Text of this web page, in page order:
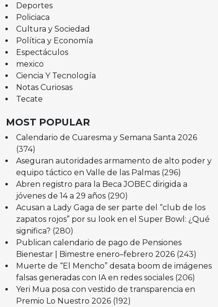
Deportes
Policiaca
Cultura y Sociedad
Política y Economía
Espectáculos
mexico
Ciencia Y Tecnología
Notas Curiosas
Tecate
MOST POPULAR
Calendario de Cuaresma y Semana Santa 2026
(374)
Aseguran autoridades armamento de alto poder y
equipo táctico en Valle de las Palmas (296)
Abren registro para la Beca JOBEC dirigida a
jóvenes de 14 a 29 años (290)
Acusan a Lady Gaga de ser parte del “club de los
zapatos rojos” por su look en el Super Bowl: ¿Qué
significa? (280)
Publican calendario de pago de Pensiones
Bienestar | Bimestre enero–febrero 2026 (243)
Muerte de “El Mencho” desata boom de imágenes
falsas generadas con IA en redes sociales (206)
Yeri Mua posa con vestido de transparencia en
Premio Lo Nuestro 2026 (192)